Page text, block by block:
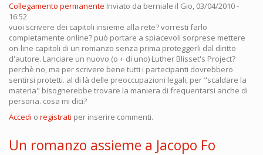
Collegamento permanente Inviato da berniale il Gio, 03/04/2010 -
16:52
vuoi scrivere dei capitoli insieme alla rete? vorresti farlo
completamente online? può portare a spiacevoli sorprese mettere
on-line capitoli di un romanzo senza prima proteggerli dal diritto
d'autore. Lanciare un nuovo (o + di uno) Luther Blisset's Project?
perchè no, ma per scrivere bene tutti i partecipanti dovrebbero
sentirsi protetti. al di là delle preoccupazioni legali, per "scaldare la
materia" bisognerebbe trovare la maniera di frequentarsi anche di
persona. cosa mi dici?
Accedi o registrati per inserire commenti.
Un romanzo assieme a Jacopo Fo